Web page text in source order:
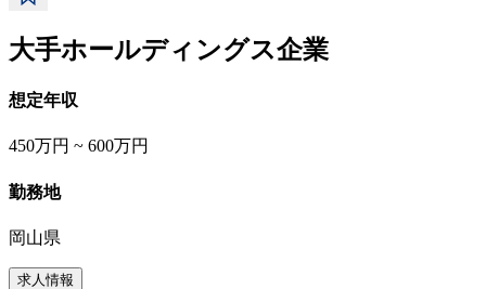
大手ホールディングス企業
想定年収
450万円 ~ 600万円
勤務地
岡山県
求人情報